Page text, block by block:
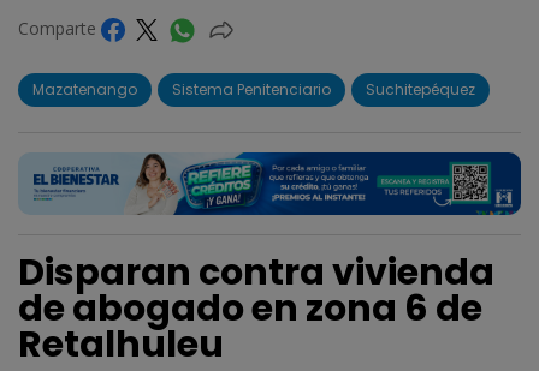
Comparte
Mazatenango Sistema Penitenciario Suchitepéquez
Disparan contra vivienda
de abogado en zona 6 de
Retalhuleu